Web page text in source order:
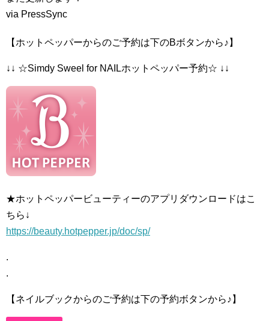
via PressSync
【ホットペッパーからのご予約は下のBボタンから♪】
↓↓ ☆Simdy Sweel for NAILホットペッパー予約☆ ↓↓
★ホットペッパービューティーのアプリダウンロードはこ
ちら↓
https://beauty.hotpepper.jp/doc/sp/
.
.
【ネイルブックからのご予約は下の予約ボタンから♪】